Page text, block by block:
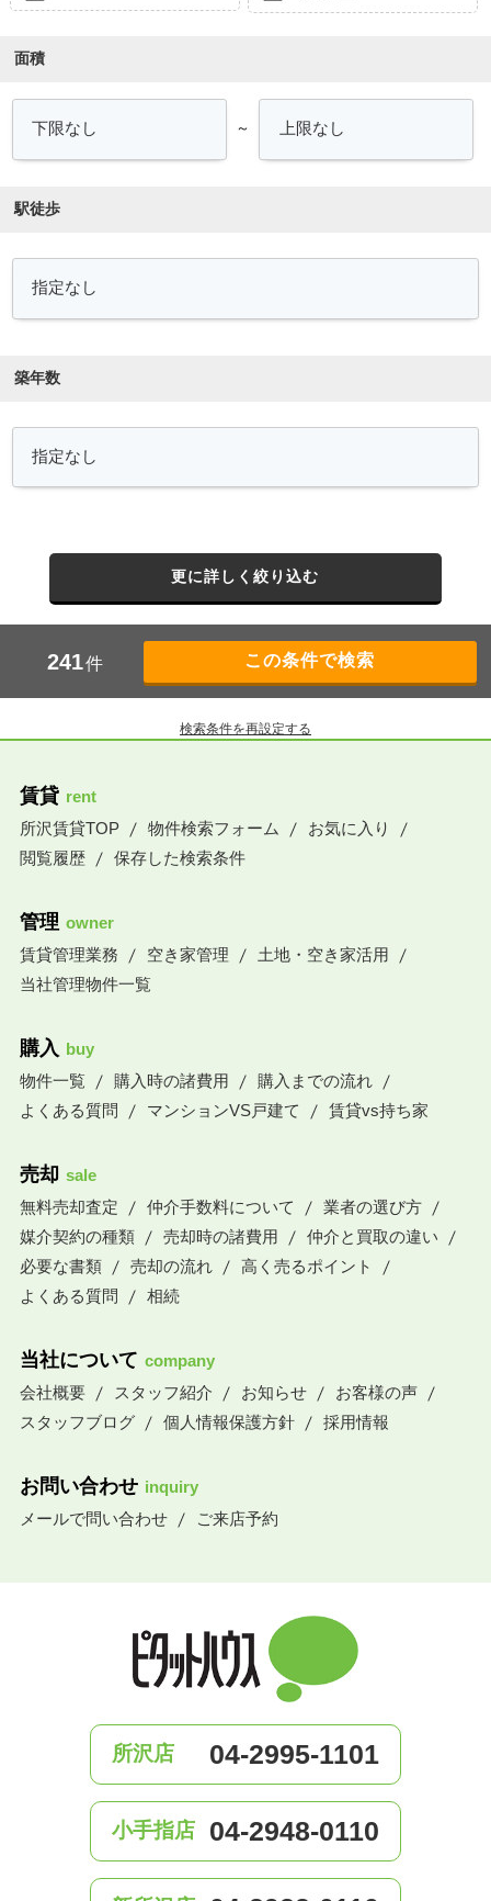
面積
～
駅徒歩
築年数
更に詳しく絞り込む
241件
検索条件を再設定する
賃貸 rent
所沢賃貸TOP
物件検索フォーム
お気に入り
閲覧履歴
保存した検索条件
管理 owner
賃貸管理業務
空き家管理
土地・空き家活用
当社管理物件一覧
購入 buy
物件一覧
購入時の諸費用
購入までの流れ
よくある質問
マンションVS戸建て 賃貸vs持ち家
売却 sale
無料売却査定
仲介手数料について
業者の選び方
媒介契約の種類
売却時の諸費用
仲介と買取の違い
必要な書類
売却の流れ
高く売るポイント
よくある質問
相続
当社について company
会社概要
スタッフ紹介 お知らせ
お客様の声
スタッフブログ
個人情報保護方針 採用情報
お問い合わせ inquiry
メールで問い合わせ
ご来店予約
所沢店 04-2995-1101
小手指店 04-2948-0110